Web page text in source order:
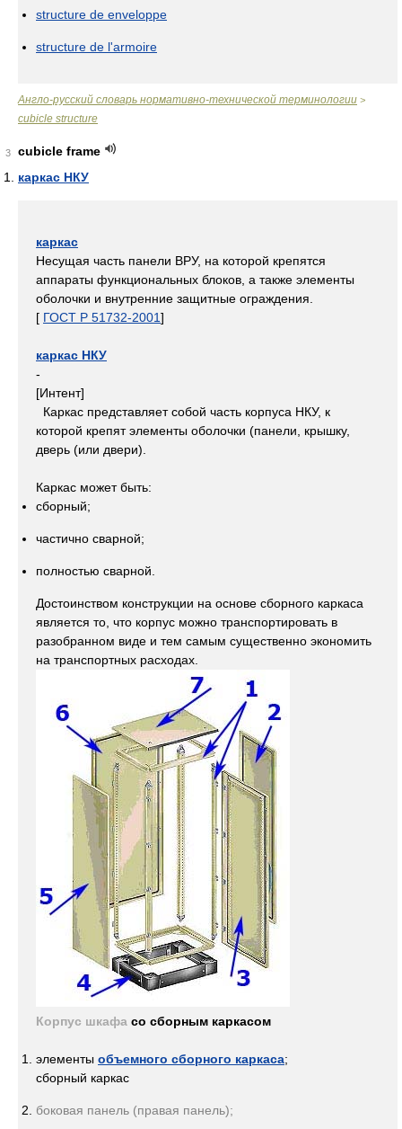
structure de enveloppe
structure de l'armoire
Англо-русский словарь нормативно-технической терминологии >
cubicle structure
3
cubicle frame
каркас НКУ
каркас
Несущая часть панели ВРУ, на которой крепятся
аппараты функциональных блоков, а также элементы
оболочки и внутренние защитные ограждения.
[ ГОСТ Р 51732-2001]
каркас НКУ
-
[Интент]
Каркас представляет собой часть корпуса НКУ, к
которой крепят элементы оболочки (панели, крышку,
дверь (или двери).
Каркас может быть:
сборный;
частично сварной;
полностью сварной.
Достоинством конструкции на основе сборного каркаса
является то, что корпус можно транспортировать в
разобранном виде и тем самым существенно экономить
на транспортных расходах.
Корпус шкафа со сборным каркасом
элементы объемного сборного каркаса;
сборный каркас
боковая панель (правая панель);